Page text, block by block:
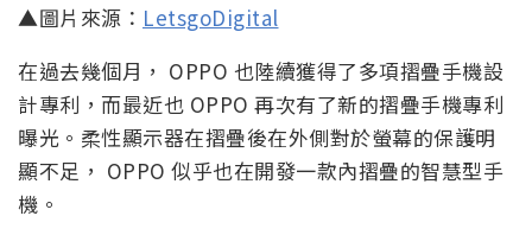
▲圖片來源： LetsgoDigital
在過去幾個月， OPPO 也陸續獲得了多項摺疊手機設
計專利，而最近也 OPPO 再次有了新的摺疊手機專利
曝光。柔性顯示器在摺疊後在外側對於螢幕的保護明
顯不足， OPPO 似乎也在開發一款內摺疊的智慧型手
機。